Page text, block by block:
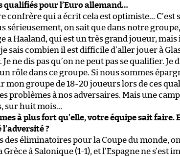
qualifiés pour l’Euro allemand…
confrère qui a écrit cela est optimiste… C’est
sérieusement, on sait que dans notre groupe,
a Haaland, qui est un très grand joueur, mais
je sais combien il est difficile d’aller jouer à
ne dis pas qu’on ne peut pas se qualifier. Je
rôle dans ce groupe. Si nous sommes
mon groupe de 18-20 joueurs lors de ces
problèmes à nos adversaires. Mais une
sur huit mois…
à plus fort qu’elle, votre équipe sait faire.
?
des éliminatoires pour la Coupe du monde,
à Salonique (1-1), et l’Espagne ne s’est